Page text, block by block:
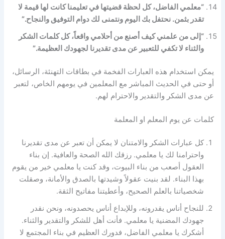
“معلمي الفاضل، كل لحظة قضيتها في تعليمنا كانت لها قيمة لا
تقدر بثمن. نحتفل بك اليوم ونتمنى لك دوام التوفيق والنجاح.”
“إلى من علمني كيف أصنع من أحلامي واقعاً، كل كلمات الشكر
والثناء لا تكفي للتعبير عن مدى تقديرنا لجهودك العظيمة.”
يمكن استخدام هذه العبارات الفخمة في بطاقات التهنئة، الرسائل،
أو حتى في الحديث المباشر مع المعلمين في يومهم الخاص، لتعبر
عن مدى الشكر والتقدير والاحترام لهم.
كلمات عن يوم المعلم او المعلمة
كل عبارات الشكر والامتنان لا يمكن أن تعبر عن مدى تقديرنا
واحترامنا لك يا معلمي. رزقك الله الصحة والعافية. إن بناء
العقول أصعب من بناء البيوت، وقد كنت يا معلمي خير من يقوم
بهذا البناء. لقد بنيت عقولاً وشيدتها بالصدق والأمانة، وصقلت
شخصياتنا بالعلم الصحيح، وأعطيتنا مفاتيح الثقة.
للنجاح أناس يقدرونه، وللإبداع أناس يحصدونه، ونحن نقدر
جهودك المضنية يا معلمي. فأنت أهل للشكر والتقدير والثناء.
أشكرك يا معلمي الفاضل، فدورك العظيم في بناء المجتمع لا